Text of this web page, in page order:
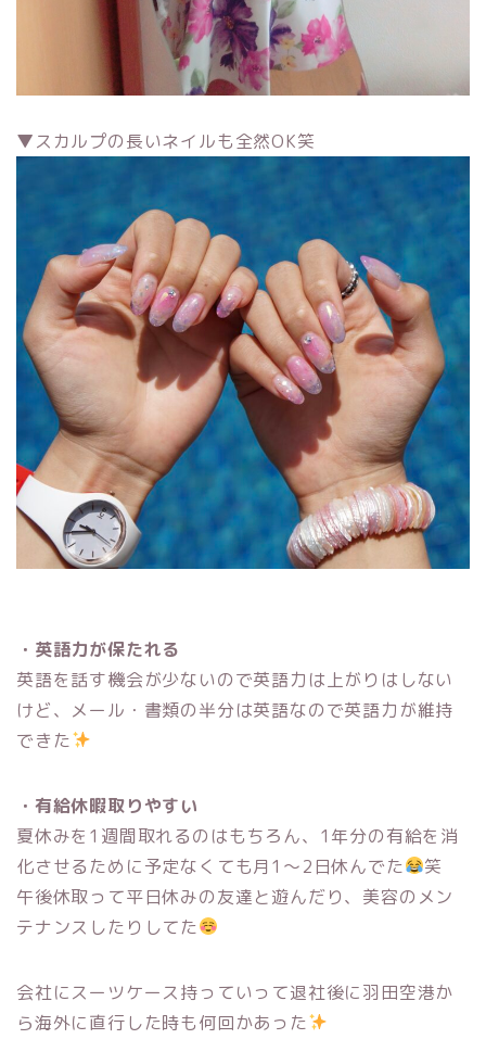
▼スカルプの長いネイルも全然OK笑
・英語力が保たれる
英語を話す機会が少ないので英語力は上がりはしない
けど、メール・書類の半分は英語なので英語力が維持
できた
・有給休暇取りやすい
夏休みを1週間取れるのはもちろん、1年分の有給を消
化させるために予定なくても月1〜2日休んでた
笑
午後休取って平日休みの友達と遊んだり、美容のメン
テナンスしたりしてた
会社にスーツケース持っていって退社後に羽田空港か
ら海外に直行した時も何回かあった